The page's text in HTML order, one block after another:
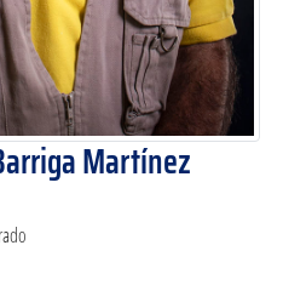
Martínez